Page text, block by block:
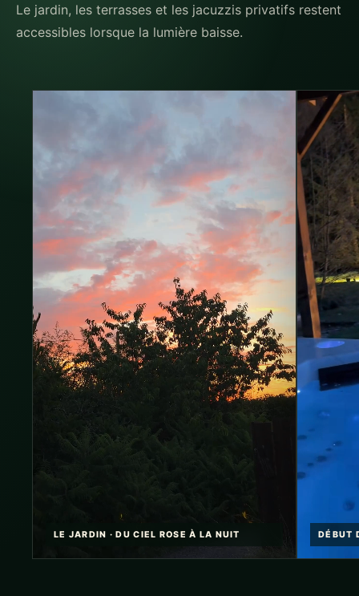
Le jardin, les terrasses et les jacuzzis privatifs restent
accessibles lorsque la lumière baisse.
LE JARDIN · DU CIEL ROSE À LA NUIT DÉBUT